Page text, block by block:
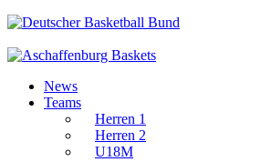
News
Teams
Herren 1
Herren 2
U18M